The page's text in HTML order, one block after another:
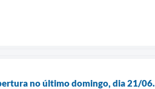
no último domingo, dia 21/06.